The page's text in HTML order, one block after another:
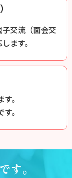
交流（面会交
ます。
。
。
です。